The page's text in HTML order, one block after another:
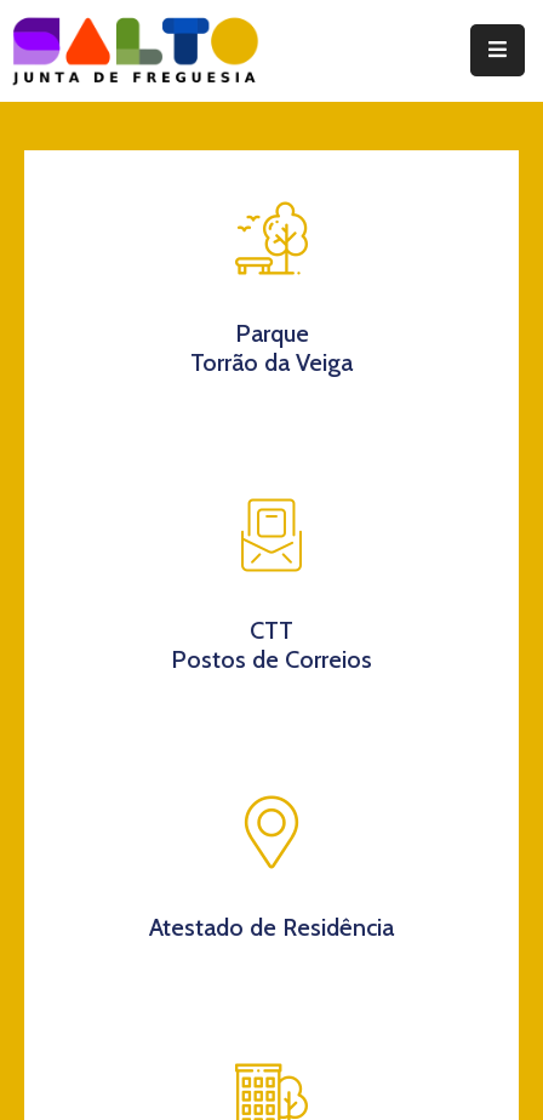
Instituição
Parque
Torrão da Veiga
CTT
Postos de Correios
Atestado de Residência